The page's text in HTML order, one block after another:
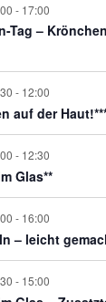
e
n
e
n
n
n
n
n
u
n
e
n
u
n
e
n
n
- 17:00
Tag –
- 12:00
auf der
- 12:30
Glas**
- 16:00
– leicht
- 15:00